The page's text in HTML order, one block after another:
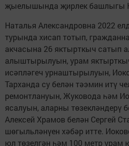
җыелышында җирлек башлыгы
Наталья Александровна 2022
турында хисап тотып,
акчасына 26 яктырткыч сатып
алыштырылуын, урам
исәпләгеч урнаштырылуын,
Тарханда су белән тәэмин итү
ремонтлануын, Жуковода һәм
ясалуын, аларны төзекләндерү
Алексей Храмов белән Сергей
шөгыльләнүен хәбәр итте.
юл төзелгән һәм 100 метр урам